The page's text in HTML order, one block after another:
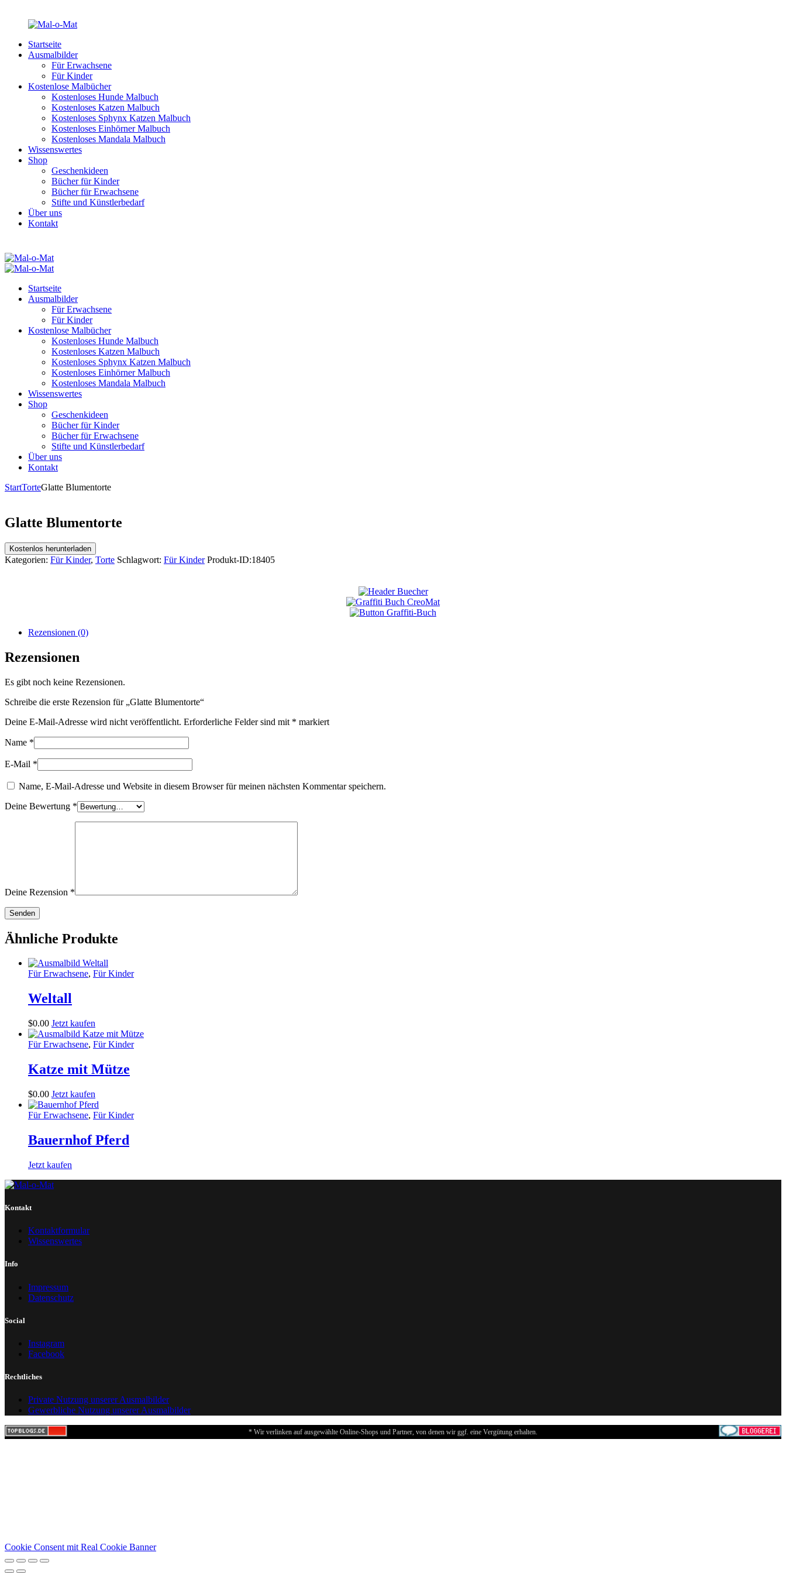
Startseite
Ausmalbilder
Für Erwachsene
Für Kinder
Kostenlose Malbücher
Kostenloses Hunde Malbuch
Kostenloses Katzen Malbuch
Kostenloses Sphynx Katzen Malbuch
Kostenloses Einhörner Malbuch
Kostenloses Mandala Malbuch
Wissenswertes
Shop
Geschenkideen
Bücher für Kinder
Bücher für Erwachsene
Stifte und Künstlerbedarf
Über uns
Kontakt
Startseite
Ausmalbilder
Für Erwachsene
Für Kinder
Kostenlose Malbücher
Kostenloses Hunde Malbuch
Kostenloses Katzen Malbuch
Kostenloses Sphynx Katzen Malbuch
Kostenloses Einhörner Malbuch
Kostenloses Mandala Malbuch
Wissenswertes
Shop
Geschenkideen
Bücher für Kinder
Bücher für Erwachsene
Stifte und Künstlerbedarf
Über uns
Kontakt
StartTorteGlatte Blumentorte
Glatte Blumentorte
Kostenlos herunterladen
Kategorien: Für Kinder, Torte Schlagwort: Für Kinder Produkt-ID:18405
Rezensionen (0)
Rezensionen
Es gibt noch keine Rezensionen.
Schreibe die erste Rezension für „Glatte Blumentorte“
Deine E-Mail-Adresse wird nicht veröffentlicht. Erforderliche Felder sind mit * markiert
Name *
E-Mail *
Name, E-Mail-Adresse und Website in diesem Browser für meinen nächsten Kommentar speichern.
Deine Bewertung *
Deine Rezension *
Ähnliche Produkte
Für Erwachsene, Für Kinder
Weltall
$0.00 Jetzt kaufen
Für Erwachsene, Für Kinder
Katze mit Mütze
$0.00 Jetzt kaufen
Für Erwachsene, Für Kinder
Bauernhof Pferd
Jetzt kaufen
Kontakt
Kontaktformular
Wissenswertes
Info
Impressum
Datenschutz
Social
Instagram
Facebook
Rechtliches
Private Nutzung unserer Ausmalbilder
Gewerbliche Nutzung unserer Ausmalbilder
* Wir verlinken auf ausgewählte Online-Shops und Partner, von denen wir ggf. eine Vergütung erhalten.
Cookie Consent mit Real Cookie Banner